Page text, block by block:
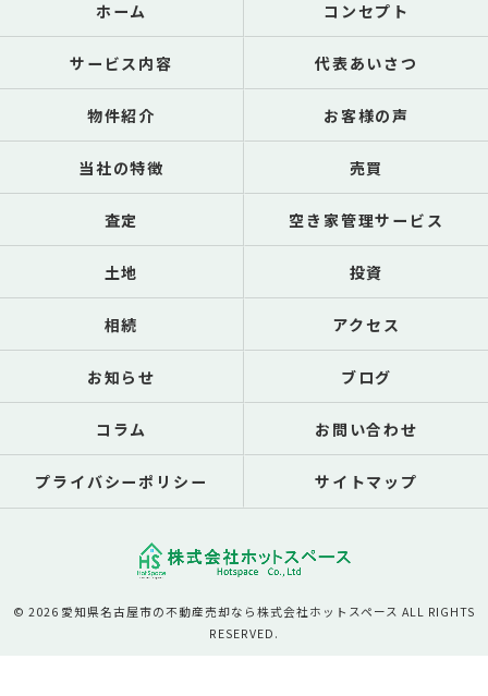
ホーム コンセプト
サービス内容 代表あいさつ
物件紹介 お客様の声
当社の特徴 売買
査定 空き家管理サービス
土地 投資
相続 アクセス
お知らせ ブログ
コラム お問い合わせ
プライバシーポリシー サイトマップ
© 2026 愛知県名古屋市の不動産売却なら株式会社ホットスペース ALL RIGHTS
RESERVED.